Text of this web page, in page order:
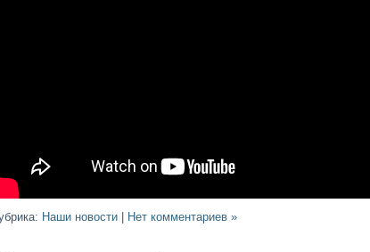
Наши новости Нет комментариев »